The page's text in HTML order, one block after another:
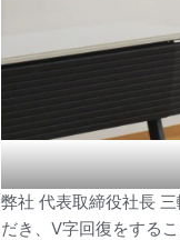
弊社 代表取締役社長
だき、V字回復をする